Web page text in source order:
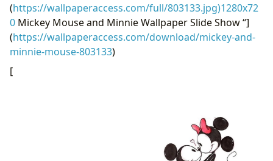
(https://wallpaperaccess.com/full/803133.jpg)1280x72
0 Mickey Mouse and Minnie Wallpaper Slide Show “]
(https://wallpaperaccess.com/download/mickey-and-
minnie-mouse-803133)
[